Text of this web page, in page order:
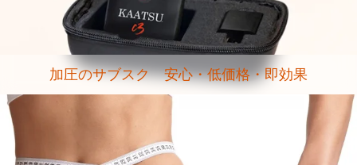
加圧のサブスク 安心・低価格・即効果